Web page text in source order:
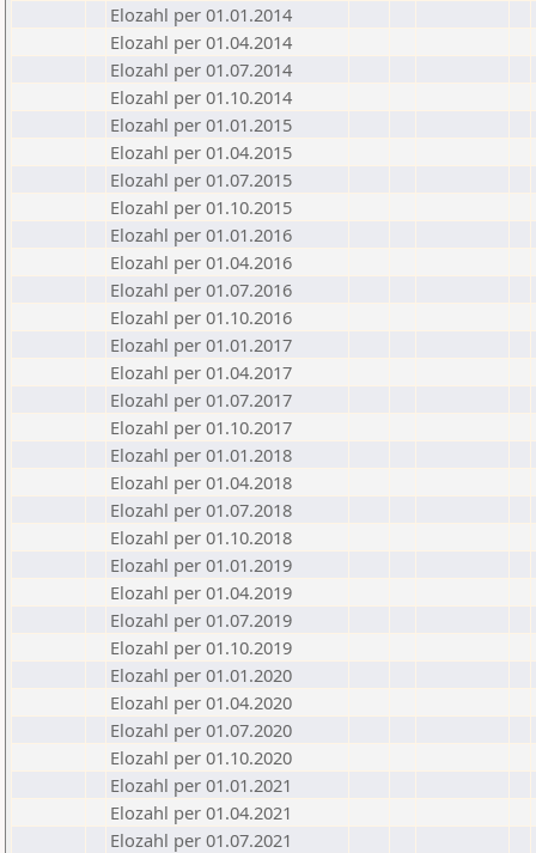
Elozahl per 01.01.2014
Elozahl per 01.04.2014
Elozahl per 01.07.2014
Elozahl per 01.10.2014
Elozahl per 01.01.2015
Elozahl per 01.04.2015
Elozahl per 01.07.2015
Elozahl per 01.10.2015
Elozahl per 01.01.2016
Elozahl per 01.04.2016
Elozahl per 01.07.2016
Elozahl per 01.10.2016
Elozahl per 01.01.2017
Elozahl per 01.04.2017
Elozahl per 01.07.2017
Elozahl per 01.10.2017
Elozahl per 01.01.2018
Elozahl per 01.04.2018
Elozahl per 01.07.2018
Elozahl per 01.10.2018
Elozahl per 01.01.2019
Elozahl per 01.04.2019
Elozahl per 01.07.2019
Elozahl per 01.10.2019
Elozahl per 01.01.2020
Elozahl per 01.04.2020
Elozahl per 01.07.2020
Elozahl per 01.10.2020
Elozahl per 01.01.2021
Elozahl per 01.04.2021
Elozahl per 01.07.2021